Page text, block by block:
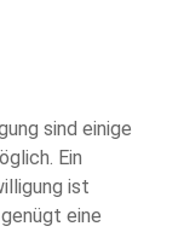
sind einige
Ein
ist
eine